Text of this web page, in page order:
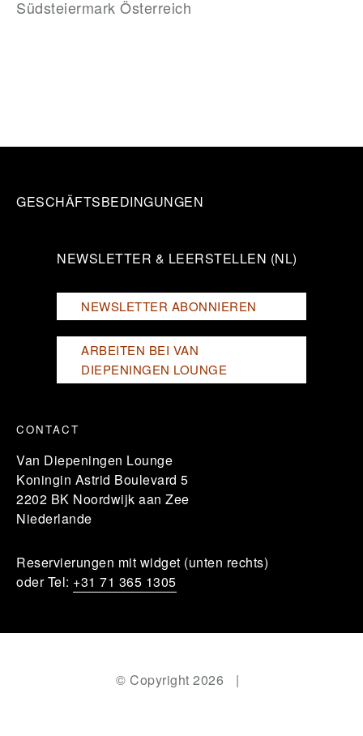
Südsteiermark Österreich
GESCHÄFTSBEDINGUNGEN
NEWSLETTER & LEERSTELLEN (NL)
NEWSLETTER ABONNIEREN
ARBEITEN BEI VAN
DIEPENINGEN LOUNGE
CONTACT
Van Diepeningen Lounge
Koningin Astrid Boulevard 5
2202 BK Noordwijk aan Zee
Niederlande
Reservierungen mit widget (unten rechts)
oder Tel: +31 71 365 1305
© Copyright 2026 |